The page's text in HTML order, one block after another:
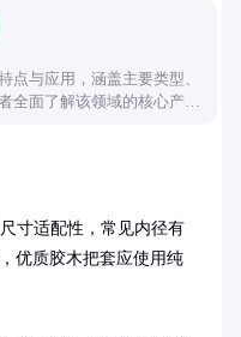
点与应用，涵盖主要类型、
全面了解该领域的核心产品
寸适配性，常见内径有
优质胶木把套应使用纯